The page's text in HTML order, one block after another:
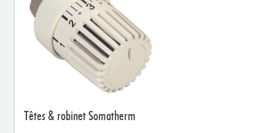
Têtes & robinet Somatherm